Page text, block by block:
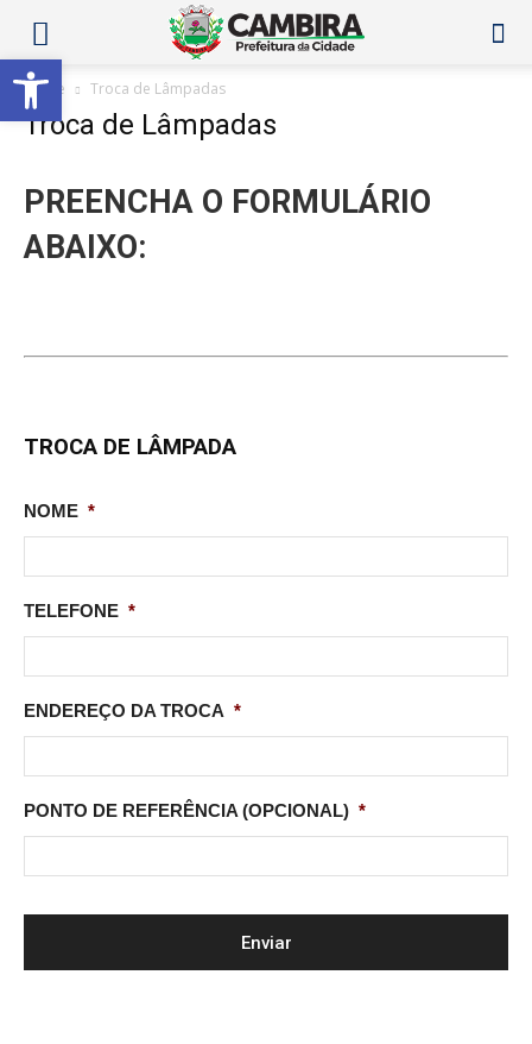
Abrir a barra de ferramentas
Home Troca de Lâmpadas
Troca de Lâmpadas
PREENCHA O FORMULÁRIO
ABAIXO:
TROCA DE LÂMPADA
NOME *
TELEFONE *
ENDEREÇO DA TROCA *
PONTO DE REFERÊNCIA (OPCIONAL) *